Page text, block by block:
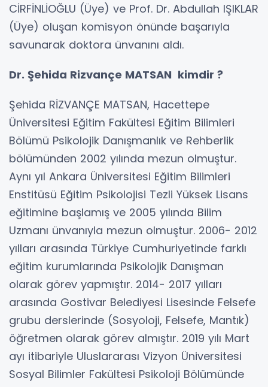
CİRFİNLİOĞLU (Üye) ve Prof. Dr. Abdullah IŞIKLAR
(Üye) oluşan komisyon önünde başarıyla
savunarak doktora ünvanını aldı.
Dr. Şehida Rizvançe MATSAN kimdir ?
Şehida RİZVANÇE MATSAN, Hacettepe
Üniversitesi Eğitim Fakültesi Eğitim Bilimleri
Bölümü Psikolojik Danışmanlık ve Rehberlik
bölümünden 2002 yılında mezun olmuştur.
Aynı yıl Ankara Üniversitesi Eğitim Bilimleri
Enstitüsü Eğitim Psikolojisi Tezli Yüksek Lisans
eğitimine başlamış ve 2005 yılında Bilim
Uzmanı ünvanıyla mezun olmuştur. 2006- 2012
yılları arasında Türkiye Cumhuriyetinde farklı
eğitim kurumlarında Psikolojik Danışman
olarak görev yapmıştır. 2014- 2017 yılları
arasında Gostivar Belediyesi Lisesinde Felsefe
grubu derslerinde (Sosyoloji, Felsefe, Mantık)
öğretmen olarak görev almıştır. 2019 yılı Mart
ayı itibariyle Uluslararası Vizyon Üniversitesi
Sosyal Bilimler Fakültesi Psikoloji Bölümünde